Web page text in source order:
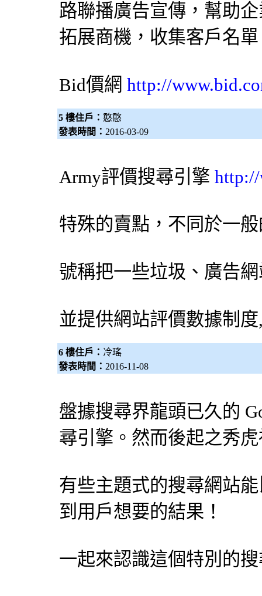
路聯播廣告宣傳，幫助
拓展商機，收集客戶名單
Bid價網 http://
5 樓住戶： 憨憨
發表時間： 2016-03-09
Army評價搜尋引擎
特殊的賣點，不同於一
號稱把一些垃圾、廣告
並提供網站評價數據制
6 樓住戶： 冷瑤
發表時間： 2016-11-08
盤據搜尋界龍頭已久的
尋引擎 。然而後起之秀
有些主題式的搜尋網站
到用戶想要的結果！
一起來認識這個特別的